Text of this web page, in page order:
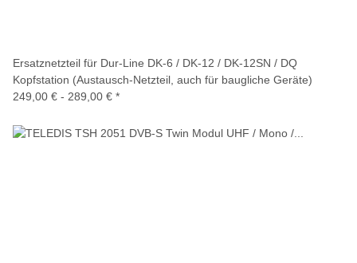
Ersatznetzteil für Dur-Line DK-6 / DK-12 / DK-12SN / DQ
Kopfstation (Austausch-Netzteil, auch für baugliche Geräte)
249,00 € - 289,00 € *